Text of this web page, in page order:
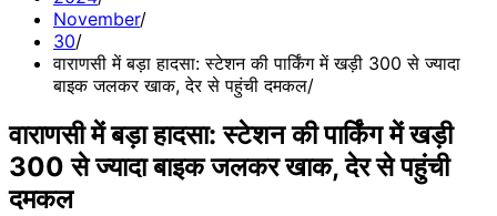
November
30
वाराणसी में बड़ा हादसा: स्टेशन की पार्किंग में खड़ी 300 से ज्यादा
बाइक जलकर खाक, देर से पहुंची दमकल
वाराणसी में बड़ा हादसा: स्टेशन की पार्किंग में खड़ी
300 से ज्यादा बाइक जलकर खाक, देर से पहुंची
दमकल